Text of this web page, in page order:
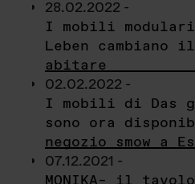
28.02.2022 -
I mobili
Leben cambiano
abitare
02.02.2022 -
I mobili di Das
sono ora
negozio smow a
07.12.2021 -
MONIKA– il